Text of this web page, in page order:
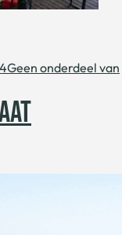
Geen onderdeel van